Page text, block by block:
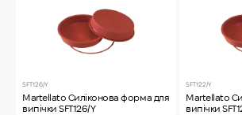
SFT126/Y
Martellato Силіконова форма для
випічки SFT126/Y
SFT122/Y
Martellato
випічки